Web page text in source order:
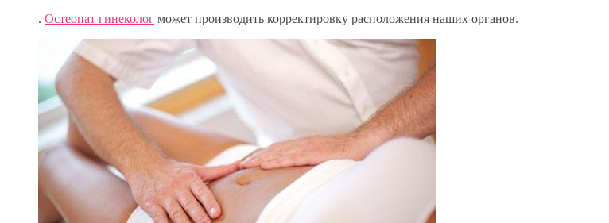
. Остеопат гинеколог может производить корректировку расположения наших органов.